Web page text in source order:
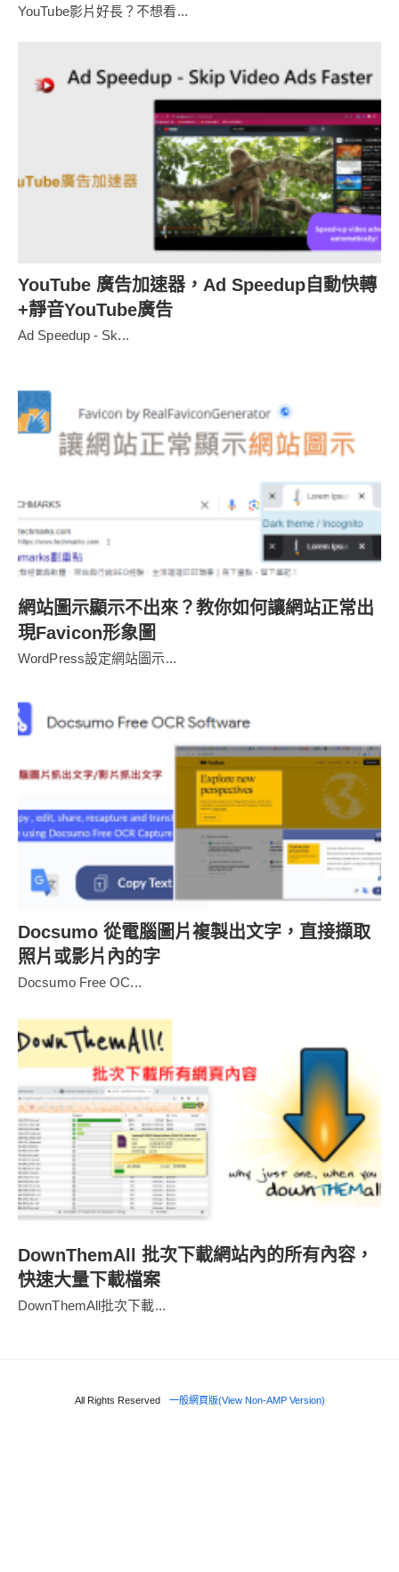
YouTube影片好長？不想看...
YouTube 廣告加速器，Ad Speedup自動快轉
+靜音YouTube廣告
Ad Speedup - Sk...
網站圖示顯示不出來？教你如何讓網站正常出
現Favicon形象圖
WordPress設定網站圖示...
Docsumo 從電腦圖片複製出文字，直接擷取
照片或影片內的字
Docsumo Free OC...
DownThemAll 批次下載網站內的所有內容，
快速大量下載檔案
DownThemAll批次下載...
All Rights Reserved 一般網頁版(View Non-AMP Version)